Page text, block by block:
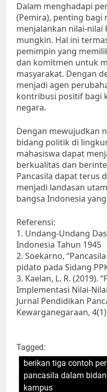
Dalam menghadapi
(Pemira), penting bagi
menjalankan nilai-nilai
mungkin. Hal ini
pemimpin yang
dan komitmen untuk
masyarakat. Dengan
menjadi agen
kontribusi positif bagi
negara.
Dengan mewujudkan
bidang politik di
mahasiswa dapat
berkualitas dan
Pancasila dapat terus
menjadi landasan
bangsa Indonesia
Referensi:
1. Undang-Undang
Indonesia Tahun 1945
2. Soekarno,
pidato pada Sidang
3. Kaelan, L. R. (2019).
Implementasi Nilai-
Jurnal Pendidikan
Kewarganegaraan,
Tagged:
berikan tiga contoh
pancasila dalam
kampus